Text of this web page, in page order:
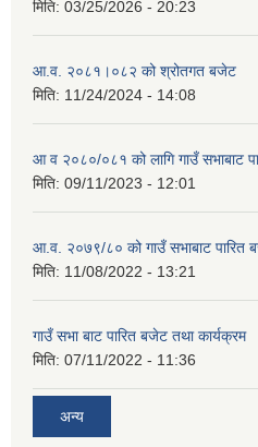
मिति: 03/25/2026 - 20:23
आ.व. २०८१।०८२ को श्रोतगत बजेट
मिति: 11/24/2024 - 14:08
आ व २०८०/०८१ को लागि गाउँ सभाबाट
मिति: 09/11/2023 - 12:01
आ.व. २०७९/८० को गाउँ सभाबाट पारित
मिति: 11/08/2022 - 13:21
गाउँ सभा बाट पारित बजेट तथा कार्यक्रम
मिति: 07/11/2022 - 11:36
अन्य